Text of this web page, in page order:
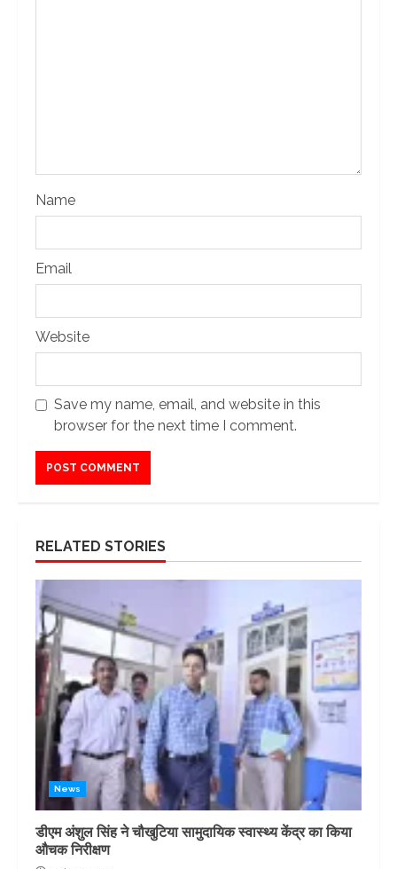
Name
Email
Website
Save my name, email, and website in this
browser for the next time I comment.
RELATED STORIES
News
डीएम अंशुल सिंह ने चौखुटिया सामुदायिक स्वास्थ्य केंद्र का किया
औचक निरीक्षण